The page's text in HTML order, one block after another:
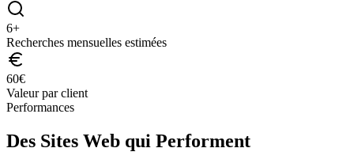
6+
Recherches mensuelles estimées
60€
Valeur par client
Performances
Des Sites Web qui Performent